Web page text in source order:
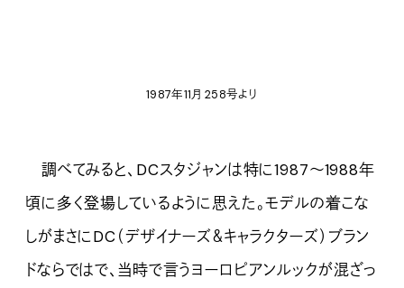
1987年11月 258号より
調べてみると、DCスタジャンは特に1987～1988年
頃に多く登場しているように思えた。モデルの着こな
しがまさにDC（デザイナーズ＆キャラクターズ）ブラン
ドならではで、当時で言うヨーロピアンルックが混ざっ